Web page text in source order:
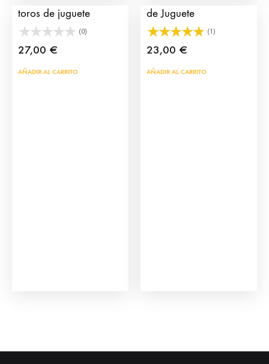
toros de juguete
(0)
27,00 €
AÑADIR AL CARRITO
de Juguete
(1)
23,00 €
AÑADIR AL CARRITO